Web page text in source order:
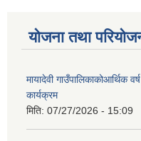
योजना तथा
मायादेवी गाउँपालिकाकोआर्थिक
कार्यक्रम
मिति: 07/27/2026 - 15:09